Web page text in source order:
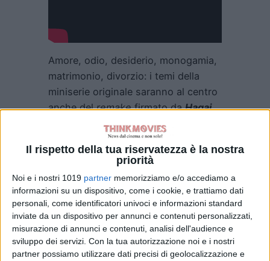
Il rispetto della tua riservatezza è la nostra
priorità
Noi e i nostri 1019 partner memorizziamo e/o accediamo a
informazioni su un dispositivo, come i cookie, e trattiamo dati
personali, come identificatori univoci e informazioni standard
inviate da un dispositivo per annunci e contenuti personalizzati,
misurazione di annunci e contenuti, analisi dell'audience e
sviluppo dei servizi. Con la tua autorizzazione noi e i nostri
partner possiamo utilizzare dati precisi di geolocalizzazione e
Amore, odio, desiderio, monogamia,
matrimonio, divorzio: i temi della
miniserie originale saranno al centro
anche delremakefirmato daHagai
, raccontati attraverso la storia
di una coppia americana
contemporanea. Prodotto daMedia
Endeavor
esecutivi: Hagai Levi, Amy Herzog,
Michael Ellenberg, Lars Blomgren,
Jessica Chastain, Oscar Isaac,
Daniel Bergman, Blair Breard.